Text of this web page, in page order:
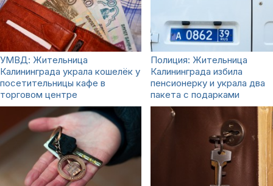
УМВД: Жительница
Калининграда украла кошелёк у
посетительницы кафе в
торговом центре
Полиция: Жительница
Калининграда избила
пенсионерку и украла два
пакета с подарками